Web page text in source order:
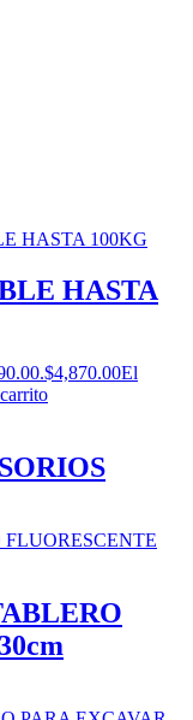
HASTA
$4,870.00El